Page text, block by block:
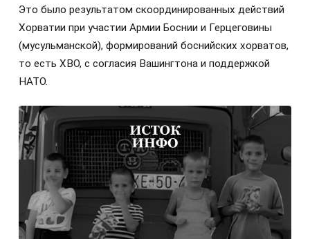
Это было результатом скоординированных действий
Хорватии при участии Армии Боснии и Герцеговины
(мусульманской), формирований боснийских хорватов,
то есть ХВО, с согласия Вашингтона и поддержкой
НАТО.